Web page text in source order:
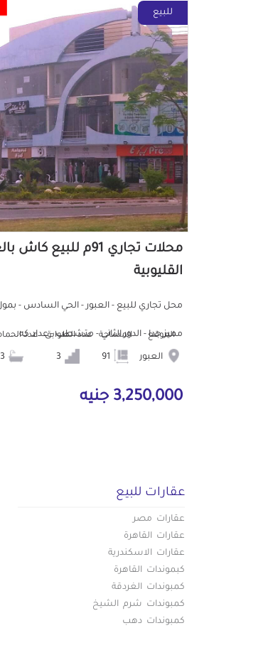
للبيع
محلات تجاري 91م للبيع كاش
القليوبية
محل تجاري للبيع - العبور - الحي السادس -
مميز جدا - الدور الثاني - متشطب - عداد كه...
الموقع
العبور
المساحة عدد الطوابق عدد
3,250,000 جنيه
عقارات للبيع
عقارات مصر
عقارات القاهرة
عقارات الاسكندرية
كبموندات القاهرة
كمبوندات الغردقة
كمبوندات شرم الشيخ
كمبوندات دهب